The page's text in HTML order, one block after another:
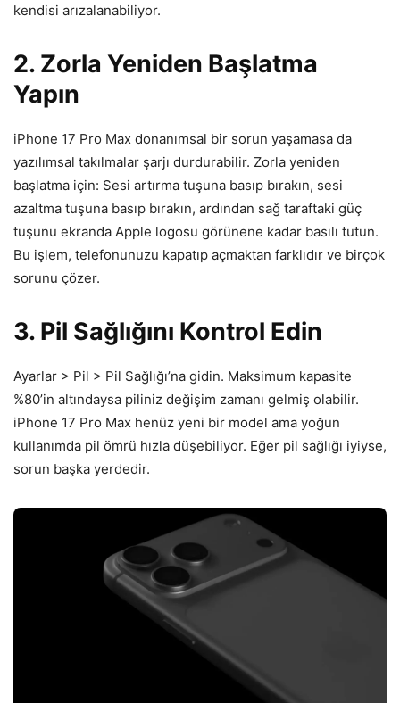
kendisi arızalanabiliyor.
2. Zorla Yeniden Başlatma
Yapın
iPhone 17 Pro Max donanımsal bir sorun yaşamasa da
yazılımsal takılmalar şarjı durdurabilir. Zorla yeniden
başlatma için: Sesi artırma tuşuna basıp bırakın, sesi
azaltma tuşuna basıp bırakın, ardından sağ taraftaki güç
tuşunu ekranda Apple logosu görünene kadar basılı tutun.
Bu işlem, telefonunuzu kapatıp açmaktan farklıdır ve birçok
sorunu çözer.
3. Pil Sağlığını Kontrol Edin
Ayarlar > Pil > Pil Sağlığı’na gidin. Maksimum kapasite
%80’in altındaysa piliniz değişim zamanı gelmiş olabilir.
iPhone 17 Pro Max henüz yeni bir model ama yoğun
kullanımda pil ömrü hızla düşebiliyor. Eğer pil sağlığı iyiyse,
sorun başka yerdedir.